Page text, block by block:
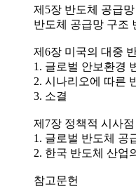
제5장 반도체 공급
반도체 공급망 구조
제6장 미국의 대중
1. 글로벌 안보환경
2. 시나리오에 따른
3. 소결
제7장 정책적 시사점
1. 글로벌 반도체 공
2. 한국 반도체 산업
참고문헌